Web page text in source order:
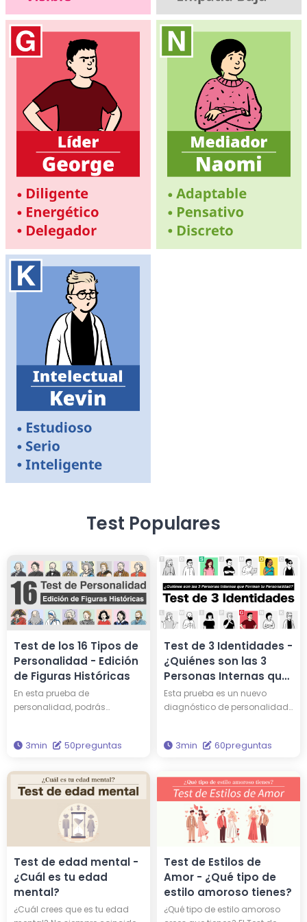
Test Populares
Test de los 16 Tipos de
Personalidad - Edición
de Figuras Históricas
En esta prueba de
personalidad, podrás
famosa entre las 16 figuras
vez compartes una
personalidad similar a la de
Edison o Einstein? ¿Por qué no
te enfrentas de nuevo a tu
propia personalidad a través
de esta evaluación?
3min 50preguntas
Test de 3 Identidades -
¿Quiénes son las 3
Personas Internas que
Forman tu
Personalidad?
Esta prueba es un nuevo
diagnóstico de personalidad
¿Quiénes son los tres de los 15
personalidades que
componen tu carácter?
Basado en la teoría de
análisis de personalidad más
científicamente precisa, 'Los
Cinco Grandes', esta prueba te
permite comprender
profundamente tu verdadera
personalidad.
3min 60preguntas
Test de edad mental -
¿Cuál es tu edad
mental?
¿Cuál crees que es tu edad
Test de Estilos de
Amor - ¿Qué tipo de
estilo amoroso tienes?
¿Qué tipo de estilo amoroso